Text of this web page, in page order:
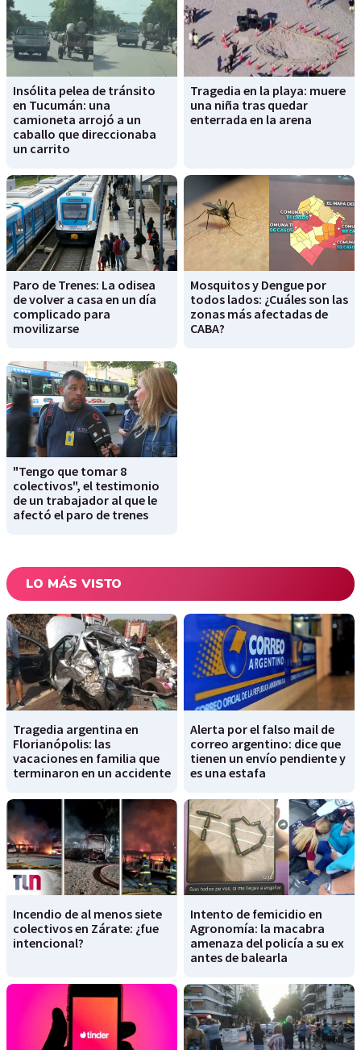
Insólita pelea de tránsito
en Tucumán: una
camioneta arrojó a un
caballo que direccionaba
un carrito
Tragedia en la playa: muere
una niña tras quedar
enterrada en la arena
Paro de Trenes: La odisea
de volver a casa en un día
complicado para
movilizarse
Mosquitos y Dengue por
todos lados: ¿Cuáles son las
zonas más afectadas de
CABA?
"Tengo que tomar 8
colectivos", el testimonio
de un trabajador al que le
afectó el paro de trenes
LO MÁS VISTO
Tragedia argentina en
Florianópolis: las
vacaciones en familia que
terminaron en un accidente
Alerta por el falso mail de
correo argentino: dice que
tienen un envío pendiente y
es una estafa
Incendio de al menos siete
colectivos en Zárate: ¿fue
intencional?
Intento de femicidio en
Agronomía: la macabra
amenaza del policía a su ex
antes de balearla